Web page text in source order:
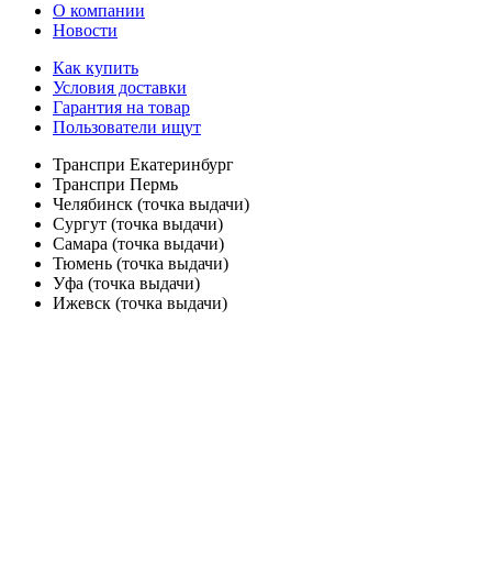
О компании
Новости
Как купить
Условия доставки
Гарантия на товар
Пользователи ищут
Транспри Екатеринбург
Транспри Пермь
Челябинск (точка выдачи)
Сургут (точка выдачи)
Самара (точка выдачи)
Тюмень (точка выдачи)
Уфа (точка выдачи)
Ижевск (точка выдачи)